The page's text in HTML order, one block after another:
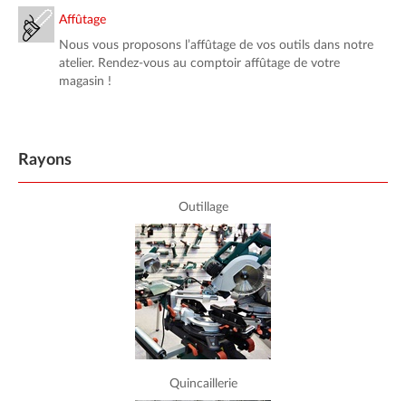
Affûtage
Nous vous proposons l’affûtage de vos outils dans notre
atelier. Rendez-vous au comptoir affûtage de votre
magasin !
Rayons
Outillage
Quincaillerie